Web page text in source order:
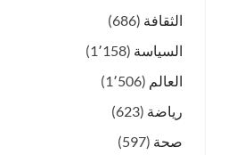
الثقافة (686)
السياسة (1٬158)
العالم (1٬506)
رياضة (623)
صحة (597)